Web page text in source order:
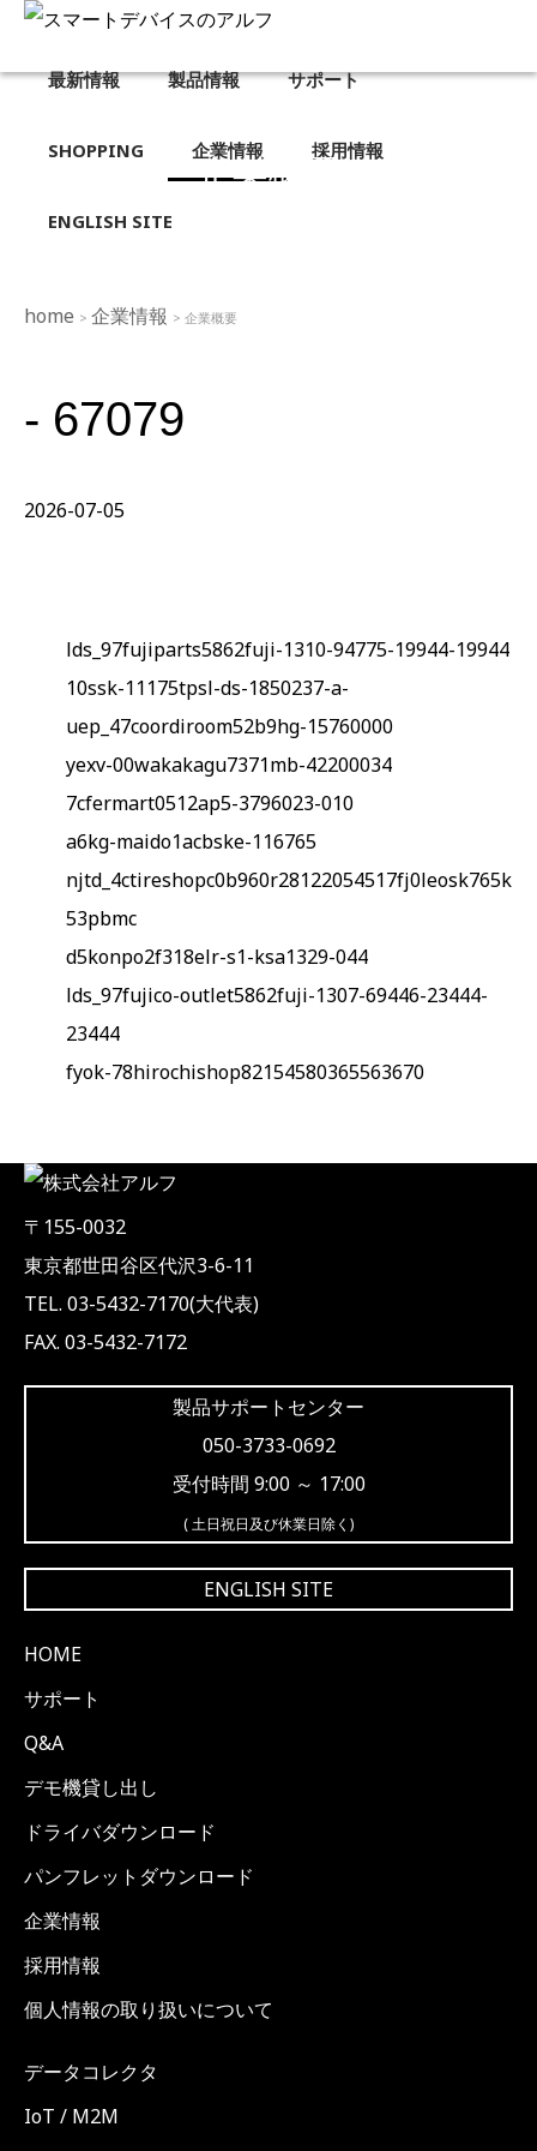
最新情報 製品情報 サポート
SHOPPING 企業情報 採用情報
ENGLISH SITE
企業概要
home > 企業情報 > 企業概要
- 67079
2026-07-05
lds_97fujiparts5862fuji-1310-94775-19944-19944
10ssk-11175tpsl-ds-1850237-a-
uep_47coordiroom52b9hg-15760000
yexv-00wakakagu7371mb-42200034
7cfermart0512ap5-3796023-010
a6kg-maido1acbske-116765
njtd_4ctireshopc0b960r28122054517fj0leosk765k
53pbmc
d5konpo2f318elr-s1-ksa1329-044
lds_97fujico-outlet5862fuji-1307-69446-23444-
23444
fyok-78hirochishop82154580365563670
〒155-0032
東京都世田谷区代沢3-6-11
TEL. 03-5432-7170(大代表)
FAX. 03-5432-7172
製品サポートセンター
050-3733-0692
受付時間 9:00 ～ 17:00
( 土日祝日及び休業日除く)
ENGLISH SITE
HOME
サポート
Q&A
デモ機貸し出し
ドライバダウンロード
パンフレットダウンロード
企業情報
採用情報
個人情報の取り扱いについて
データコレクタ
IoT / M2M